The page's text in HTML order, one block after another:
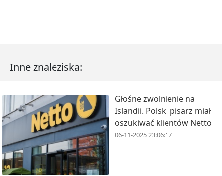
Inne znaleziska:
Głośne zwolnienie na
Islandii. Polski pisarz miał
oszukiwać klientów Netto
06-11-2025 23:06:17